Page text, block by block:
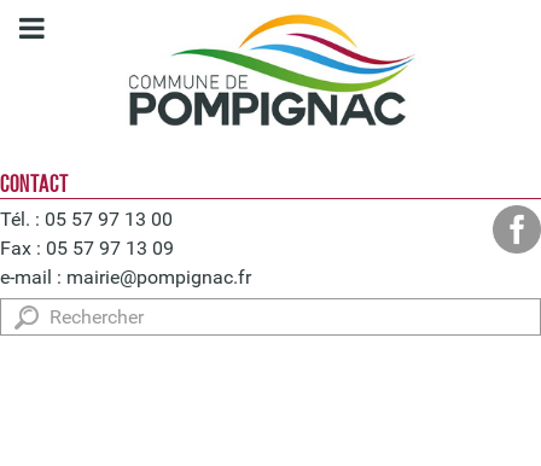
CONTACT
Tél. : 05 57 97 13 00
Fax : 05 57 97 13 09
e-mail : mairie@pompignac.fr
Rechercher